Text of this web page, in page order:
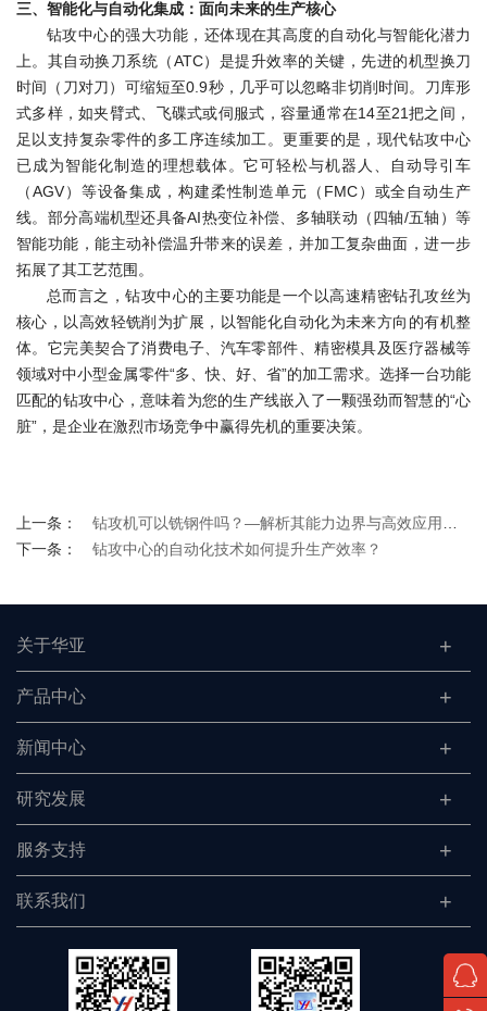
三、智能化与自动化集成：面向未来的生产核心
钻攻中心的强大功能，还体现在其高度的自动化与智能化潜力
上。其自动换刀系统（ATC）是提升效率的关键，先进的机型换刀
时间（刀对刀）可缩短至0.9秒，几乎可以忽略非切削时间。刀库形
式多样，如夹臂式、飞碟式或伺服式，容量通常在14至21把之间，
足以支持复杂零件的多工序连续加工。更重要的是，现代钻攻中心
已成为智能化制造的理想载体。它可轻松与机器人、自动导引车
（AGV）等设备集成，构建柔性制造单元（FMC）或全自动生产
线。部分高端机型还具备AI热变位补偿、多轴联动（四轴/五轴）等
智能功能，能主动补偿温升带来的误差，并加工复杂曲面，进一步
拓展了其工艺范围。
总而言之，钻攻中心的主要功能是一个以高速精密钻孔攻丝为
核心，以高效轻铣削为扩展，以智能化自动化为未来方向的有机整
体。它完美契合了消费电子、汽车零部件、精密模具及医疗器械等
领域对中小型金属零件“多、快、好、省”的加工需求。选择一台功能
匹配的钻攻中心，意味着为您的生产线嵌入了一颗强劲而智慧的“心
脏”，是企业在激烈市场竞争中赢得先机的重要决策。
上一条：
钻攻机可以铣钢件吗？—解析其能力边界与高效应用方案
下一条：
钻攻中心的自动化技术如何提升生产效率？
关于华亚
产品中心
新闻中心
研究发展
服务支持
联系我们